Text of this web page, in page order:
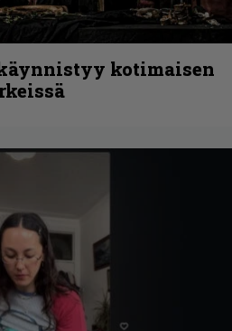
kotimaisen